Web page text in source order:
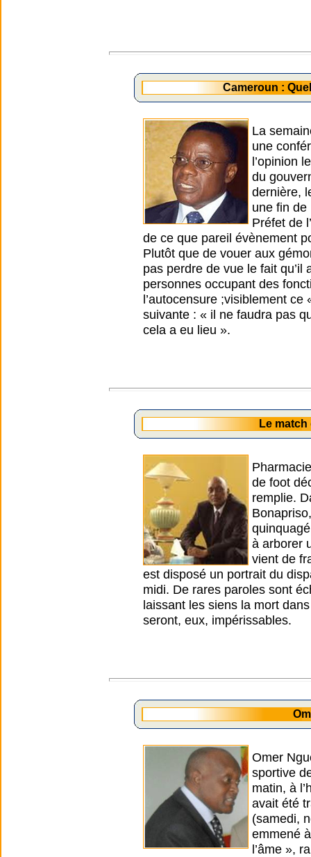
Cameroun :
La
une
l’opinion
du
dernière,
une fin
Préfet de
de ce que pareil évènement
Plutôt que de vouer aux
pas perdre de vue le fait
personnes occupant des
l’autocensure ;visiblement
suivante : « il ne faudra pas
cela a eu lieu ».
Le match
de foot
remplie.
à arborer
vient de
est disposé un portrait du
midi. De rares paroles sont
laissant les siens la mort
seront, eux, impérissables.
Omer
sportive
matin, à
avait été
(samedi,
emmené
l’âme »,